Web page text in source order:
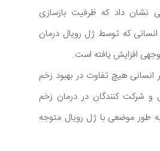
نشان داد که ظرفیت بازسازی
که توسط ژل رویال درمان
افزایش یافته است.
انسانی هیچ تفاوت در بهبود زخم
و شرکت کنندگان در درمان زخم
طور موضعی با ژل رویال متوجه